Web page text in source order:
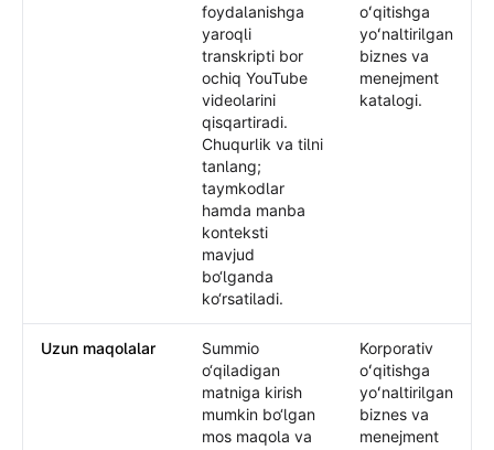
foydalanishga
yaroqli
transkripti bor
ochiq YouTube
videolarini
qisqartiradi.
Chuqurlik va tilni
tanlang;
taymkodlar
hamda manba
konteksti
mavjud
bo‘lganda
ko‘rsatiladi.
oʻqitishga
yoʻnaltirilgan
biznes va
menejment
katalogi.
Uzun maqolalar
Summio
o‘qiladigan
matniga kirish
mumkin bo‘lgan
mos maqola va
Korporativ
oʻqitishga
yoʻnaltirilgan
biznes va
menejment